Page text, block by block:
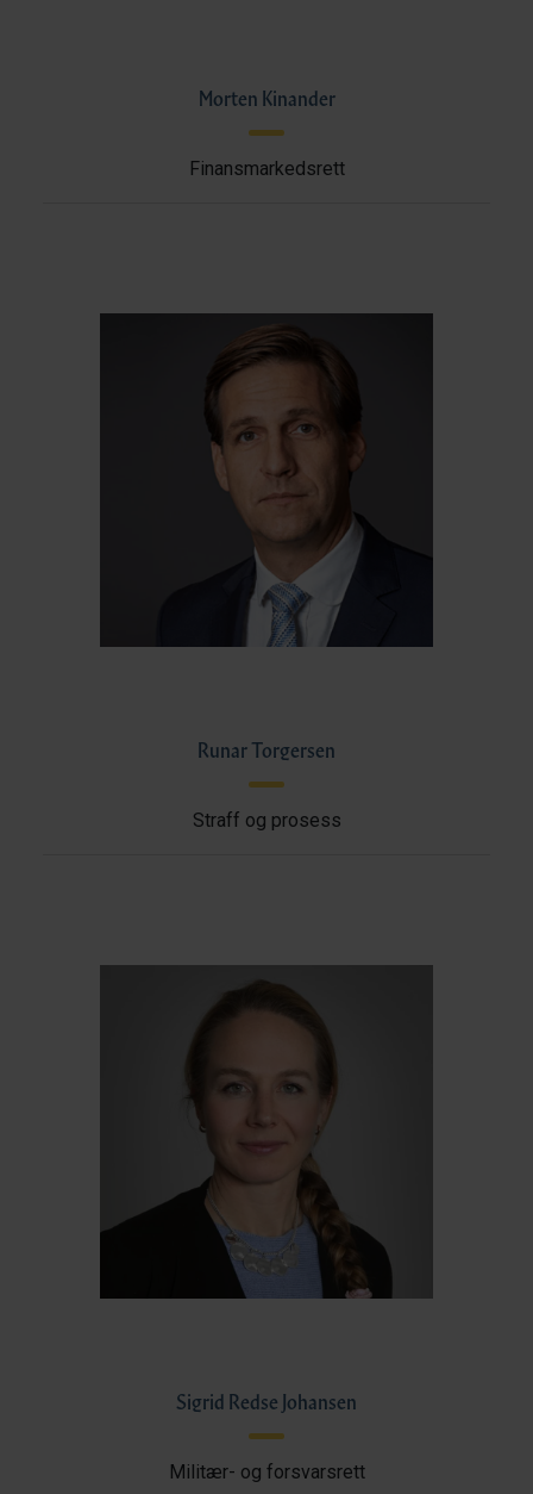
Morten Kinander
Finansmarkedsrett
Runar Torgersen
Straff og prosess
Sigrid Redse Johansen
Militær- og forsvarsrett